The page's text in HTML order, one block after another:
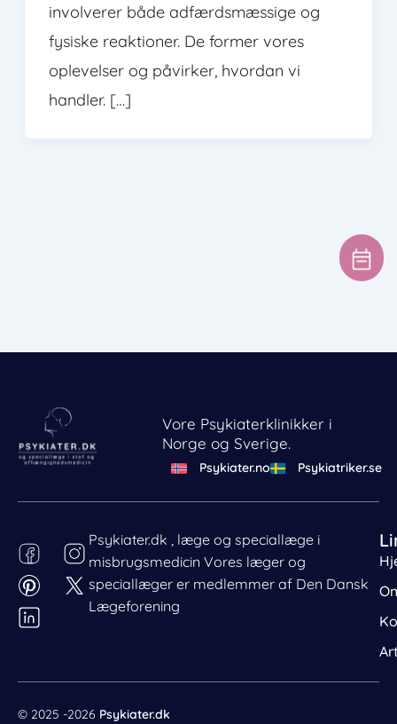
involverer både adfærdsmæssige og
fysiske reaktioner. De former vores
oplevelser og påvirker, hvordan vi
handler. […]
Vore Psykiaterklinikker i
Norge og Sverige.
Psykiater.no Psykiatriker.se
Psykiater.dk , læge og speciallæge i
misbrugsmedicin Vores læger og
speciallæger er medlemmer af Den Dansk
Lægeforening
© 2025 -2026 Psykiater.dk
Behandl dit samtykke
For at give den bedst mulige oplevelse bruger vi cookies
til at gemme eller tilgå enhedsdata. Nægtelse af
samtykke kan begrænse visse funktioner.
Statistik
Markedsføring